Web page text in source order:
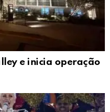
e inicia operação